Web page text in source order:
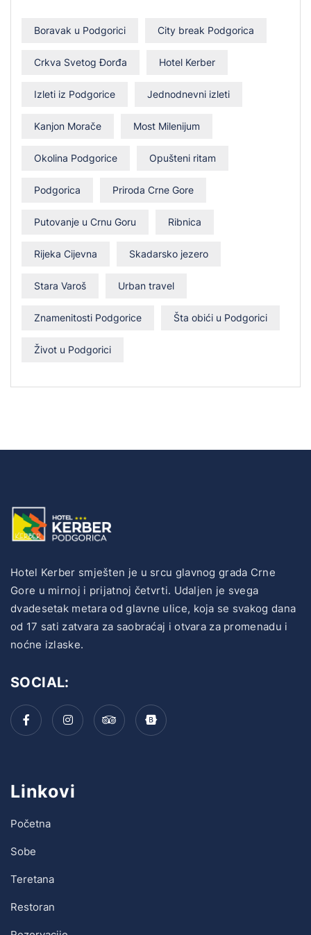
Boravak u Podgorici City break Podgorica
Crkva Svetog Đorđa Hotel Kerber
Izleti iz Podgorice Jednodnevni izleti
Kanjon Morače Most Milenijum
Okolina Podgorice Opušteni ritam
Podgorica Priroda Crne Gore
Putovanje u Crnu Goru Ribnica
Rijeka Cijevna Skadarsko jezero
Stara Varoš Urban travel
Znamenitosti Podgorice Šta obići u Podgorici
Život u Podgorici
Hotel Kerber smješten je u srcu glavnog grada Crne
Gore u mirnoj i prijatnoj četvrti. Udaljen je svega
dvadesetak metara od glavne ulice, koja se svakog dana
od 17 sati zatvara za saobraćaj i otvara za promenadu i
noćne izlaske.
SOCIAL:
Linkovi
Početna
Sobe
Teretana
Restoran